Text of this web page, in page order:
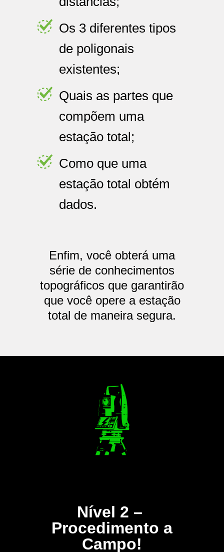
Os 3 diferentes tipos
de poligonais
existentes;
Quais as partes que
compõem uma
estação total;
Como que uma
estação total obtém
dados.
Enfim, você obterá uma
série de conhecimentos
topográficos que garantirão
que você opere a estação
total de maneira segura.
Nível 2 –
Procedimento a
Campo!